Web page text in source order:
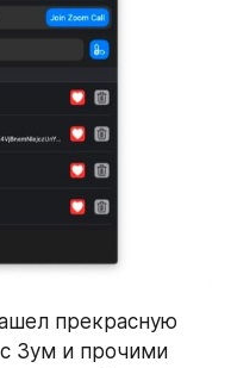
прекрасную
Зум и прочими